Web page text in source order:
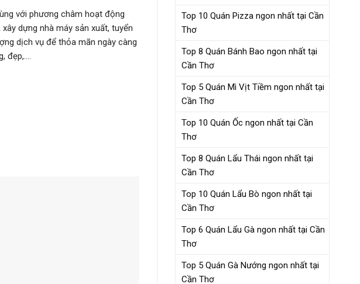
với phương châm hoạt động
dựng nhà máy sản xuất, tuyển
dịch vụ để thỏa mãn ngày càng
đẹp,….
Top 10 Quán Pizza ngon nhất tại Cần
Thơ
Top 8 Quán Bánh Bao ngon nhất tại
Cần Thơ
Top 5 Quán Mì Vịt Tiềm ngon nhất tại
Cần Thơ
Top 10 Quán Ốc ngon nhất tại Cần
Thơ
Top 8 Quán Lẩu Thái ngon nhất tại
Cần Thơ
Top 10 Quán Lẩu Bò ngon nhất tại
Cần Thơ
Top 6 Quán Lẩu Gà ngon nhất tại Cần
Thơ
Top 5 Quán Gà Nướng ngon nhất tại
Cần Thơ